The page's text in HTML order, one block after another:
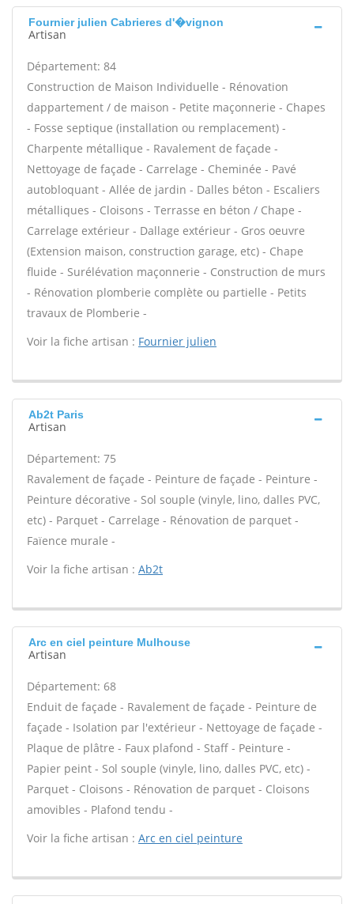
Fournier julien Cabrieres d'�vignon
Artisan
Département: 84
Construction de Maison Individuelle - Rénovation
dappartement / de maison - Petite maçonnerie - Chapes
- Fosse septique (installation ou remplacement) -
Charpente métallique - Ravalement de façade -
Nettoyage de façade - Carrelage - Cheminée - Pavé
autobloquant - Allée de jardin - Dalles béton - Escaliers
métalliques - Cloisons - Terrasse en béton / Chape -
Carrelage extérieur - Dallage extérieur - Gros oeuvre
(Extension maison, construction garage, etc) - Chape
fluide - Surélévation maçonnerie - Construction de murs
- Rénovation plomberie complète ou partielle - Petits
travaux de Plomberie -
Voir la fiche artisan : Fournier julien
Ab2t Paris
Artisan
Département: 75
Ravalement de façade - Peinture de façade - Peinture -
Peinture décorative - Sol souple (vinyle, lino, dalles PVC,
etc) - Parquet - Carrelage - Rénovation de parquet -
Faïence murale -
Voir la fiche artisan : Ab2t
Arc en ciel peinture Mulhouse
Artisan
Département: 68
Enduit de façade - Ravalement de façade - Peinture de
façade - Isolation par l'extérieur - Nettoyage de façade -
Plaque de plâtre - Faux plafond - Staff - Peinture -
Papier peint - Sol souple (vinyle, lino, dalles PVC, etc) -
Parquet - Cloisons - Rénovation de parquet - Cloisons
amovibles - Plafond tendu -
Voir la fiche artisan : Arc en ciel peinture